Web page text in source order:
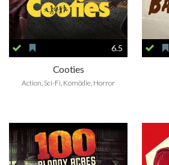
6.5
Cooties
Action, Sci-Fi, Komödie, Horror